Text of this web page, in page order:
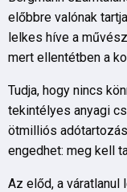
előbbre valónak
lelkes híve a
mert ellentétben a
Tudja, hogy nincs
tekintélyes anyagi
ötmilliós
engedhet: meg kell
Az előd, a váratlanul